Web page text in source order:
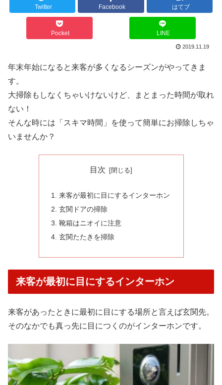
Twitter Facebook はてブ
Pocket LINE
2019.11.19
年末年始になると来客が多くなるシーズンがやってきま
す。
大掃除もしなくちゃいけないけど、まとまった時間が取れ
ない！
そんな時には「スキマ時間」を使って簡単にお掃除しちゃ
いませんか？
目次
来客が最初に目にするインターホン
玄関ドアの掃除
靴箱はニオイに注意
玄関たたきを掃除
来客が最初に目にするインターホン
来客があったときに最初に目にする場所と言えば玄関先。
そのなかでも真っ先に目につくのがインターホンです。